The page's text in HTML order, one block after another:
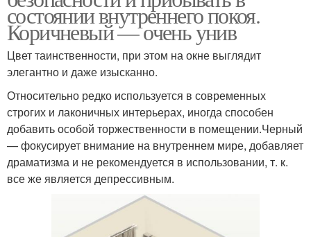
состоянии внутреннего покоя.
Коричневый — очень унив
Цвет таинственности, при этом на окне выглядит
элегантно и даже изысканно.
Относительно редко используется в современных
строгих и лаконичных интерьерах, иногда способен
добавить особой торжественности в помещении.Черный
— фокусирует внимание на внутреннем мире, добавляет
драматизма и не рекомендуется в использовании, т. к.
все же является депрессивным.